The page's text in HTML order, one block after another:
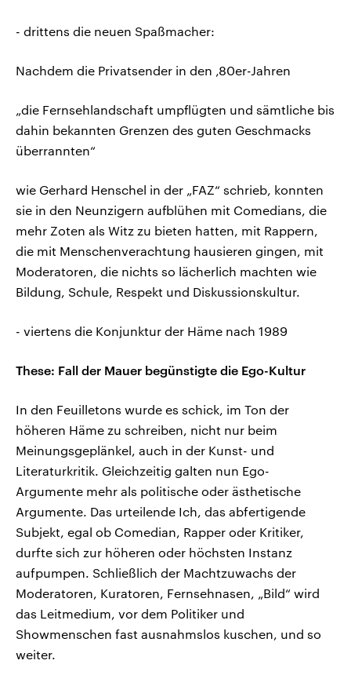
- drittens die neuen Spaßmacher:
Nachdem die Privatsender in den ‚80er-Jahren
„die Fernsehlandschaft umpflügten und sämtliche bis
dahin bekannten Grenzen des guten Geschmacks
überrannten“
wie Gerhard Henschel in der „FAZ“ schrieb, konnten
sie in den Neunzigern aufblühen mit Comedians, die
mehr Zoten als Witz zu bieten hatten, mit Rappern,
die mit Menschenverachtung hausieren gingen, mit
Moderatoren, die nichts so lächerlich machten wie
Bildung, Schule, Respekt und Diskussionskultur.
- viertens die Konjunktur der Häme nach 1989
These: Fall der Mauer begünstigte die Ego-Kultur
In den Feuilletons wurde es schick, im Ton der
höheren Häme zu schreiben, nicht nur beim
Meinungsgeplänkel, auch in der Kunst- und
Literaturkritik. Gleichzeitig galten nun Ego-
Argumente mehr als politische oder ästhetische
Argumente. Das urteilende Ich, das abfertigende
Subjekt, egal ob Comedian, Rapper oder Kritiker,
durfte sich zur höheren oder höchsten Instanz
aufpumpen. Schließlich der Machtzuwachs der
Moderatoren, Kuratoren, Fernsehnasen, „Bild“ wird
das Leitmedium, vor dem Politiker und
Showmenschen fast ausnahmslos kuschen, und so
weiter.